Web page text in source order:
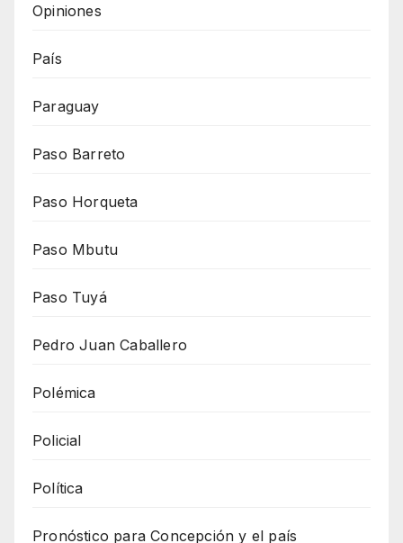
Opiniones
País
Paraguay
Paso Barreto
Paso Horqueta
Paso Mbutu
Paso Tuyá
Pedro Juan Caballero
Polémica
Policial
Política
Pronóstico para Concepción y el país